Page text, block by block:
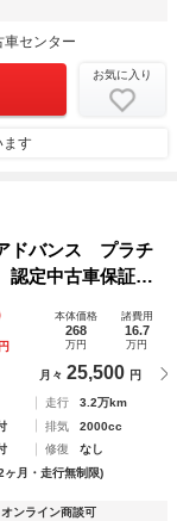
車センター
お気に入り
ます
ドバンス プラチ
定中古車保証１
ラベルアシスト
リアトラフィッ
ヒーター
本体価格
268
万円
諸費用
16.7
万円
月々 25,500 円
走行
3.2万km
排気
2000cc
修復
なし
ヶ月・走行無制限)
オンライン商談可